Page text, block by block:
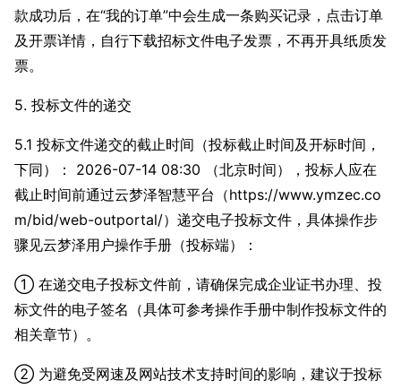
款成功后，在“我的订单”中会生成一条购买记录，点击订单
及开票详情，自行下载招标文件电子发票，不再开具纸质发
票。
5. 投标文件的递交
5.1 投标文件递交的截止时间（投标截止时间及开标时间，
下同）： 2026-07-14 08:30 （北京时间），投标人应在
截止时间前通过云梦泽智慧平台（https://www.ymzec.co
m/bid/web-outportal/）递交电子投标文件，具体操作步
骤见云梦泽用户操作手册（投标端）：
① 在递交电子投标文件前，请确保完成企业证书办理、投
标文件的电子签名（具体可参考操作手册中制作投标文件的
相关章节）。
② 为避免受网速及网站技术支持时间的影响，建议于投标